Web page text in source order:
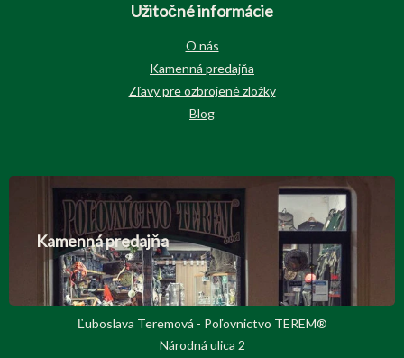
Užitočné informácie
O nás
Kamenná predajňa
Zľavy pre ozbrojené zložky
Blog
Kamenná predajňa
Ľuboslava Teremová - Poľovnictvo TEREM®
Národná ulica 2